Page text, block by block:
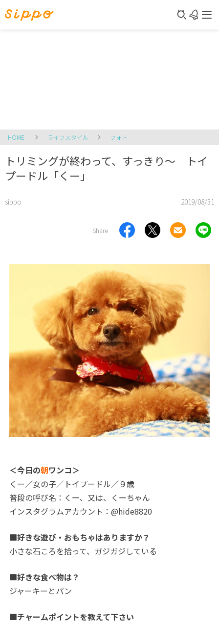
HOME ライフスタイル フォト
トリミングが終わって、すっきり～ トイ
プードル「くー」
sippo 2019/08/31
Share
＜今日の朝ワンコ＞
くー／女の子／トイプードル／９歳
普段の呼び名：くー、又は、くーちゃん
インスタグラムアカウント：@hide8820
■好きな遊び・おもちゃはありますか？
小さな石ころを拾って、ガジガジしている
■好きな食べ物は？
ジャーキーとパン
■チャームポイントを教えて下さい